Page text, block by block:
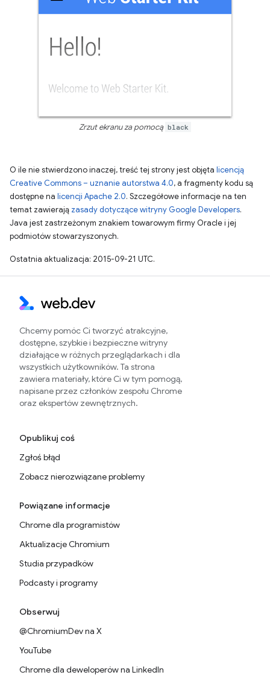
Zrzut ekranu za pomocą black
O ile nie stwierdzono inaczej, treść tej strony jest objęta licencją
Creative Commons – uznanie autorstwa 4.0, a fragmenty kodu są
dostępne na licencji Apache 2.0. Szczegółowe informacje na ten
temat zawierają zasady dotyczące witryny Google Developers.
Java jest zastrzeżonym znakiem towarowym firmy Oracle i jej
podmiotów stowarzyszonych.
Ostatnia aktualizacja: 2015-09-21 UTC.
Chcemy pomóc Ci tworzyć atrakcyjne,
dostępne, szybkie i bezpieczne witryny
działające w różnych przeglądarkach i dla
wszystkich użytkowników. Ta strona
zawiera materiały, które Ci w tym pomogą,
napisane przez członków zespołu Chrome
oraz ekspertów zewnętrznych.
Opublikuj coś
Zgłoś błąd
Zobacz nierozwiązane problemy
Powiązane informacje
Chrome dla programistów
Aktualizacje Chromium
Studia przypadków
Podcasty i programy
Obserwuj
@ChromiumDev na X
YouTube
Chrome dla deweloperów na LinkedIn